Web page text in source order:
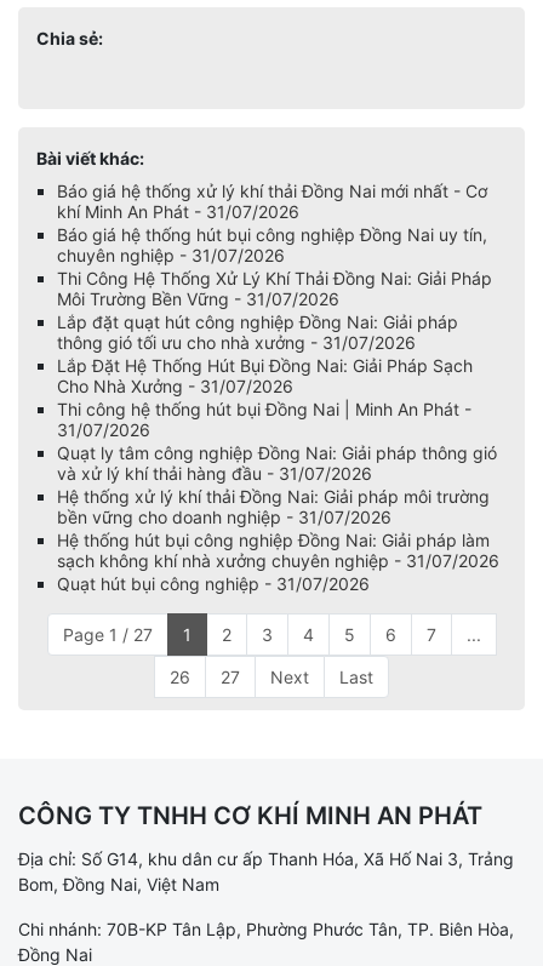
Chia sẻ:
Bài viết khác:
Báo giá hệ thống xử lý khí thải Đồng Nai mới nhất - Cơ
khí Minh An Phát - 31/07/2026
Báo giá hệ thống hút bụi công nghiệp Đồng Nai uy tín,
chuyên nghiệp - 31/07/2026
Thi Công Hệ Thống Xử Lý Khí Thải Đồng Nai: Giải Pháp
Môi Trường Bền Vững - 31/07/2026
Lắp đặt quạt hút công nghiệp Đồng Nai: Giải pháp
thông gió tối ưu cho nhà xưởng - 31/07/2026
Lắp Đặt Hệ Thống Hút Bụi Đồng Nai: Giải Pháp Sạch
Cho Nhà Xưởng - 31/07/2026
Thi công hệ thống hút bụi Đồng Nai | Minh An Phát -
31/07/2026
Quạt ly tâm công nghiệp Đồng Nai: Giải pháp thông gió
và xử lý khí thải hàng đầu - 31/07/2026
Hệ thống xử lý khí thải Đồng Nai: Giải pháp môi trường
bền vững cho doanh nghiệp - 31/07/2026
Hệ thống hút bụi công nghiệp Đồng Nai: Giải pháp làm
sạch không khí nhà xưởng chuyên nghiệp - 31/07/2026
Quạt hút bụi công nghiệp - 31/07/2026
Page 1 / 27 1 2 3 4 5 6 7 ...
26 27 Next Last
CÔNG TY TNHH CƠ KHÍ MINH AN PHÁT
Địa chỉ: Số G14, khu dân cư ấp Thanh Hóa, Xã Hố Nai 3, Trảng
Bom, Đồng Nai, Việt Nam
Chi nhánh: 70B-KP Tân Lập, Phường Phước Tân, TP. Biên Hòa,
Đồng Nai